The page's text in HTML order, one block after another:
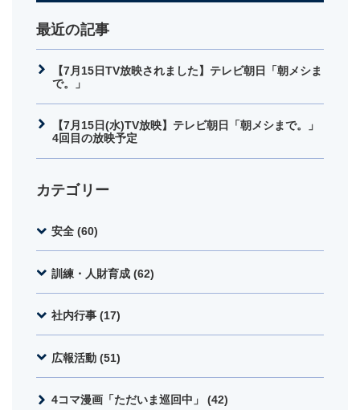
最近の記事
【7月15日TV放映されました】テレビ朝日「朝メシま
で。」
【7月15日(水)TV放映】テレビ朝日「朝メシまで。」
4回目の放映予定
カテゴリー
安全 (60)
訓練・人財育成 (62)
社内行事 (17)
広報活動 (51)
4コマ漫画「ただいま巡回中」 (42)